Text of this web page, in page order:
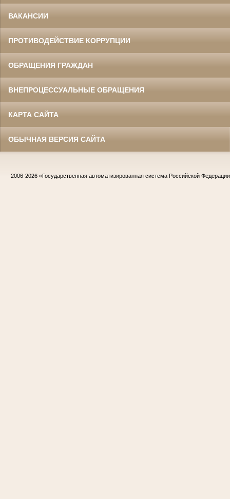
ВАКАНСИИ
ПРОТИВОДЕЙСТВИЕ КОРРУПЦИИ
ОБРАЩЕНИЯ ГРАЖДАН
ВНЕПРОЦЕССУАЛЬНЫЕ ОБРАЩЕНИЯ
КАРТА САЙТА
ОБЫЧНАЯ ВЕРСИЯ САЙТА
2006-2026 «Государственная автоматизированная система Российской